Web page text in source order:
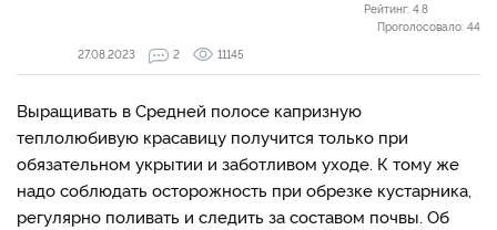
Рейтинг: 4.8
Проголосовало: 44
27.08.2023
2 11145
Выращивать в Средней полосе капризную
теплолюбивую красавицу получится только при
обязательном укрытии и заботливом уходе. К тому же
надо соблюдать осторожность при обрезке кустарника,
регулярно поливать и следить за составом почвы. Об